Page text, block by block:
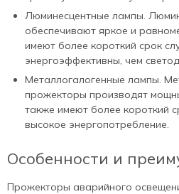
Люминесцентные лампы.
обеспечивают яркое и
имеют более короткий срок
энергоэффективны, чем
Металлогалогенные лампы.
прожекторы производят
также имеют более короткий
высокое энергопотребление.
Особенности и
Прожекторы аварийного